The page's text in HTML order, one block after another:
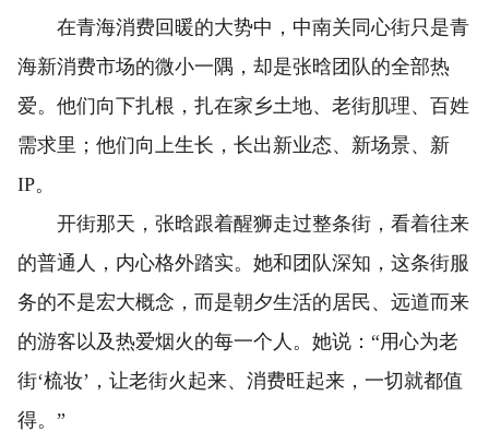
在青海消费回暖的大势中，中南关同心街只是青
海新消费市场的微小一隅，却是张晗团队的全部热
爱。他们向下扎根，扎在家乡土地、老街肌理、百姓
需求里；他们向上生长，长出新业态、新场景、新
IP。
开街那天，张晗跟着醒狮走过整条街，看着往来
的普通人，内心格外踏实。她和团队深知，这条街服
务的不是宏大概念，而是朝夕生活的居民、远道而来
的游客以及热爱烟火的每一个人。她说：“用心为老
街‘梳妆’，让老街火起来、消费旺起来，一切就都值
得。”